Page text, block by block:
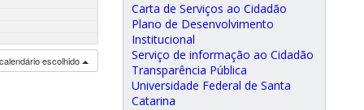
escolhido
Carta de Serviços ao Cidadão
Plano de Desenvolvimento
Institucional
Serviço de informação ao Cidadão
Transparência Pública
Universidade Federal de Santa
Catarina